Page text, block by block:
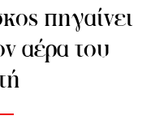
πηγαίνει
αέρα του